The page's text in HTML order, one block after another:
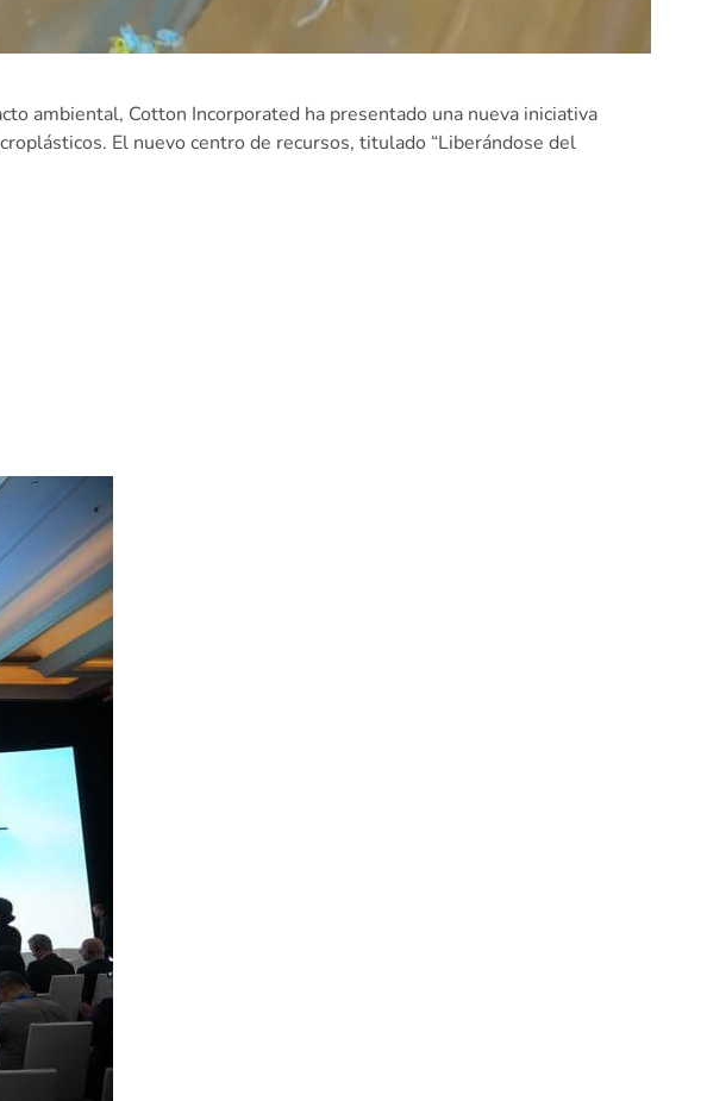
ambiental, Cotton Incorporated ha presentado una nueva iniciativa
El nuevo centro de recursos, titulado “Liberándose del